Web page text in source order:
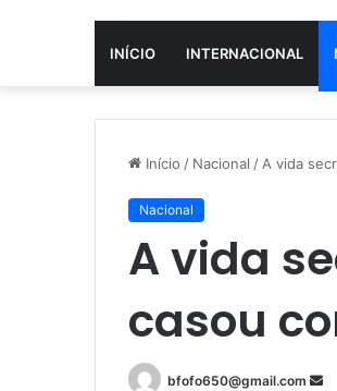
INÍCIO INTERNACIONAL
Início / Nacional / A vida
Nacional
A vida
casou
bfofo650@gmail.com